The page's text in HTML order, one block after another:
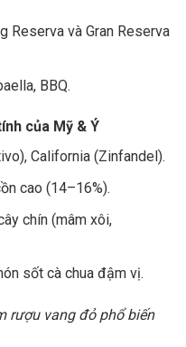
Reserva và Gran Reserva
BBQ.
của Mỹ & Ý
California (Zinfandel).
cao (14–16%).
chín (mâm xôi,
sốt cà chua đậm vị.
rượu vang đỏ phổ biến